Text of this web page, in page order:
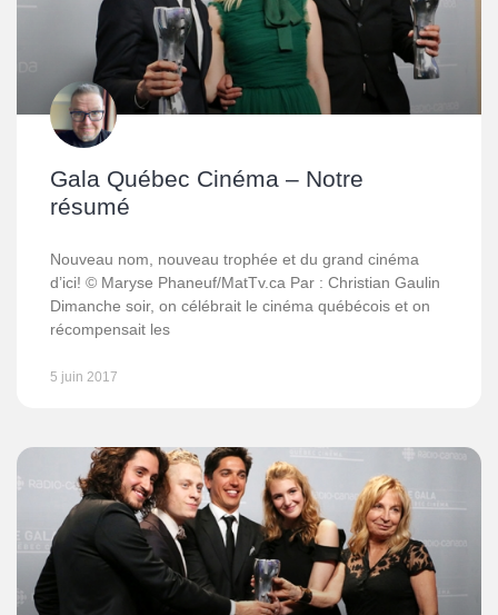
Gala Québec Cinéma – Notre
résumé
Nouveau nom, nouveau trophée et du grand cinéma
d’ici! © Maryse Phaneuf/MatTv.ca Par : Christian Gaulin
Dimanche soir, on célébrait le cinéma québécois et on
récompensait les
5 juin 2017